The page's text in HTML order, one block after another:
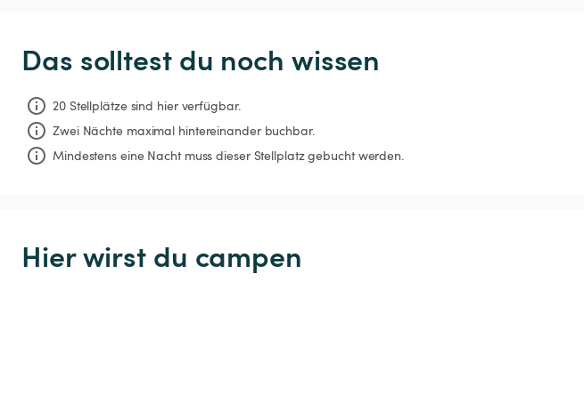
Das solltest du noch wissen
20 Stellplätze sind hier verfügbar.
Zwei Nächte maximal hintereinander buchbar.
Mindestens eine Nacht muss dieser Stellplatz gebucht werden.
Hier wirst du campen